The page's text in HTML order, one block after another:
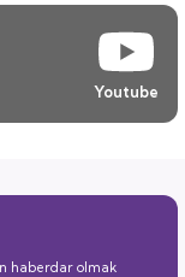
Youtube
haberdar olmak